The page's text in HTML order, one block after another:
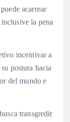
acarrear
la pena
incentivar a
postura hacia
del mundo e
transgredir